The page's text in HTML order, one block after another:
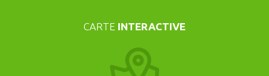
CARTE INTERACTIVE